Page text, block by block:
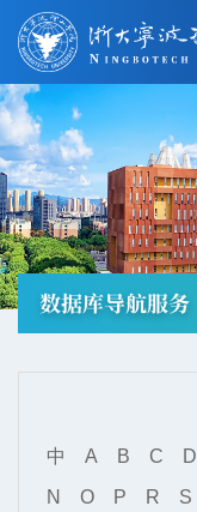
数据库导航服务
中 A B C D
N
O P R S